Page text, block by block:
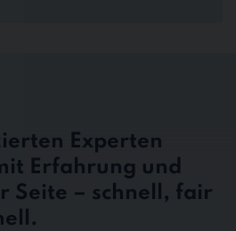
Experten
Erfahrung und
Seite – schnell, fair